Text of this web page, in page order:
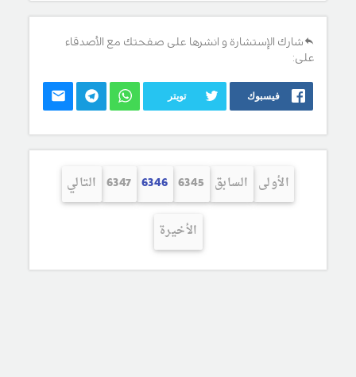
شارك الإستشارة و انشرها على صفحتك مع الأصدقاء
على:
فيسبوك تويتر
الأولى السابق 6345
6346
6347 التالي
الأخيرة